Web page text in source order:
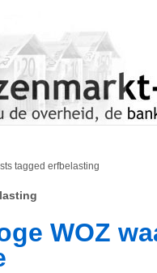
tagged erfbelasting
WOZ